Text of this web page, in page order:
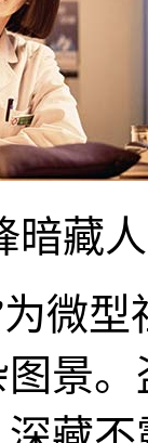
暗藏
为微
景